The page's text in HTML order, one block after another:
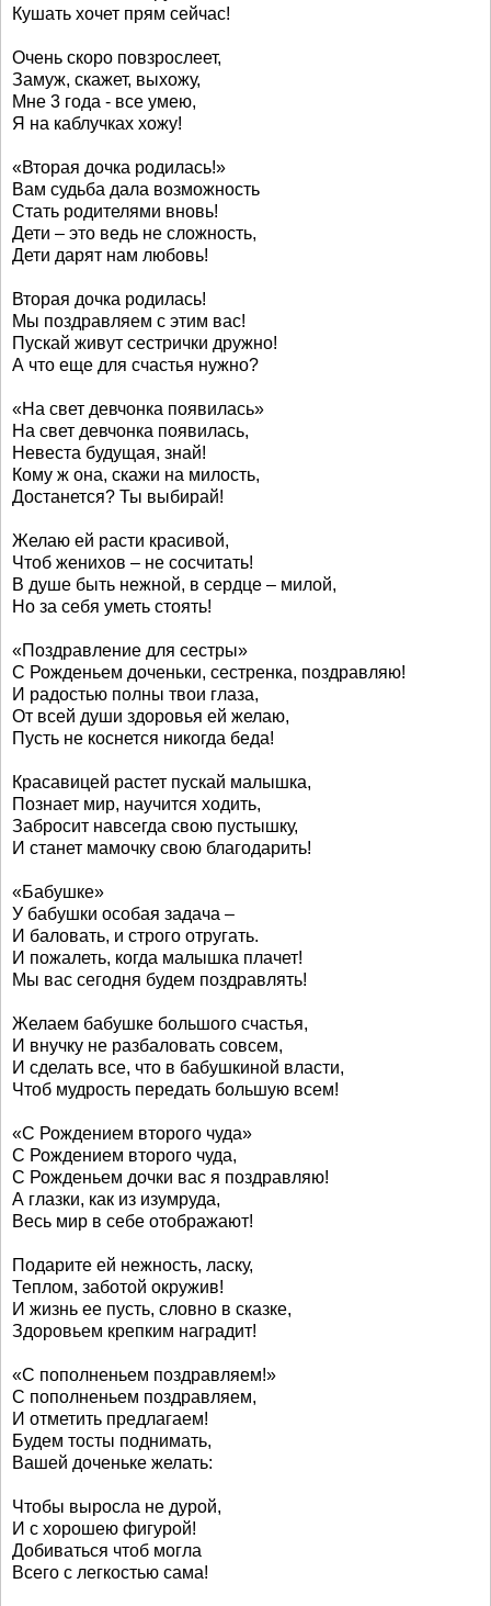
Кушать хочет прям сейчас!
Очень скоро повзрослеет,
Замуж, скажет, выхожу,
Мне 3 года - все умею,
Я на каблучках хожу!
«Вторая дочка родилась!»
Вам судьба дала возможность
Стать родителями вновь!
Дети – это ведь не сложность,
Дети дарят нам любовь!
Вторая дочка родилась!
Мы поздравляем с этим вас!
Пускай живут сестрички дружно!
А что еще для счастья нужно?
«На свет девчонка появилась»
На свет девчонка появилась,
Невеста будущая, знай!
Кому ж она, скажи на милость,
Достанется? Ты выбирай!
Желаю ей расти красивой,
Чтоб женихов – не сосчитать!
В душе быть нежной, в сердце – милой,
Но за себя уметь стоять!
«Поздравление для сестры»
С Рожденьем доченьки, сестренка, поздравляю!
И радостью полны твои глаза,
От всей души здоровья ей желаю,
Пусть не коснется никогда беда!
Красавицей растет пускай малышка,
Познает мир, научится ходить,
Забросит навсегда свою пустышку,
И станет мамочку свою благодарить!
«Бабушке»
У бабушки особая задача –
И баловать, и строго отругать.
И пожалеть, когда малышка плачет!
Мы вас сегодня будем поздравлять!
Желаем бабушке большого счастья,
И внучку не разбаловать совсем,
И сделать все, что в бабушкиной власти,
Чтоб мудрость передать большую всем!
«С Рождением второго чуда»
С Рождением второго чуда,
С Рожденьем дочки вас я поздравляю!
А глазки, как из изумруда,
Весь мир в себе отображают!
Подарите ей нежность, ласку,
Теплом, заботой окружив!
И жизнь ее пусть, словно в сказке,
Здоровьем крепким наградит!
«С пополненьем поздравляем!»
С пополненьем поздравляем,
И отметить предлагаем!
Будем тосты поднимать,
Вашей доченьке желать:
Чтобы выросла не дурой,
И с хорошею фигурой!
Добиваться чтоб могла
Всего с легкостью сама!